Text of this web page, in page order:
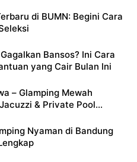
di BUMN: Begini Cara
Bansos? Ini Cara
yang Cair Bulan Ini
– Glamping Mewah
& Private Pool
Nyaman di Bandung